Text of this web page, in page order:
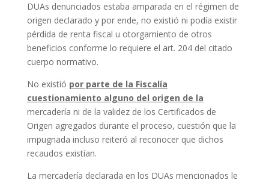
DUAs denunciados estaba amparada en el régimen de
origen declarado y por ende, no existió ni podía existir
pérdida de renta fiscal u otorgamiento de otros
beneficios conforme lo requiere el art. 204 del citado
cuerpo normativo.
No existió por parte de la Fiscalía
cuestionamiento alguno del origen de la
mercadería ni de la validez de los Certificados de
Origen agregados durante el proceso, cuestión que la
impugnada incluso reiteró al reconocer que dichos
recaudos existían.
La mercadería declarada en los DUAs mencionados le